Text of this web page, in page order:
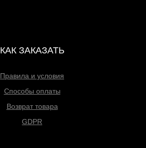
КАК ЗАКАЗАТЬ
Правила и условия
Способы оплаты
Возврат товара
GDPR